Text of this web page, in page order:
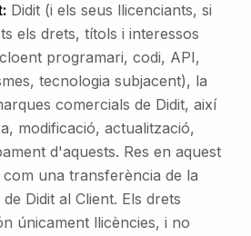
Didit (i els seus llicenciants, si
els drets, títols i interessos
programari, codi, API,
tecnologia subjacent), la
comercials de Didit, així
modificació, actualització,
d'aquests. Res en aquest
una transferència de la
Didit al Client. Els drets
únicament llicències, i no